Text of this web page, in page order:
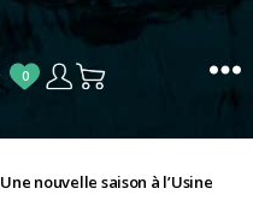
0
Une nouvelle saison à l’Usine